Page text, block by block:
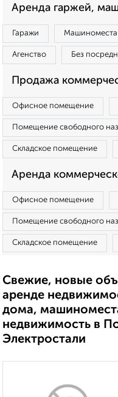
Аренда гаржей,
Гаражи Машиноместа
Агенство Без
Продажа
Офисное помещение
Помещение свободного
Складское помещение
Аренда
Офисное помещение
Помещение свободного
Складское помещение
Свежие, новые
аренде
дома,
недвижимость в
Электростали